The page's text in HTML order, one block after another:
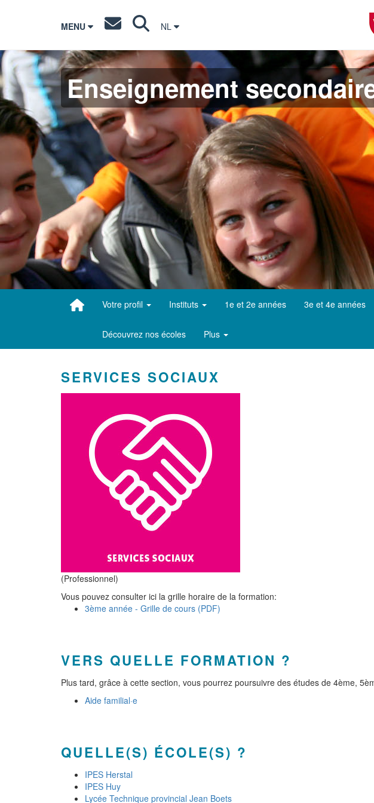
MENU NL
Enseignement
Votre profil Instituts 1e et 2e années 3e et 4e années
Découvrez nos écoles Plus
SERVICES SOCIAUX
(Professionnel)
Vous pouvez consulter ici la grille horaire de la formation:
3ème année - Grille de cours (PDF)
VERS QUELLE FORMATION ?
Plus tard, grâce à cette section, vous pourrez poursuivre des études de 4ème,
Aide familial·e
QUELLE(S) ÉCOLE(S) ?
IPES Herstal
IPES Huy
Lycée Technique provincial Jean Boets